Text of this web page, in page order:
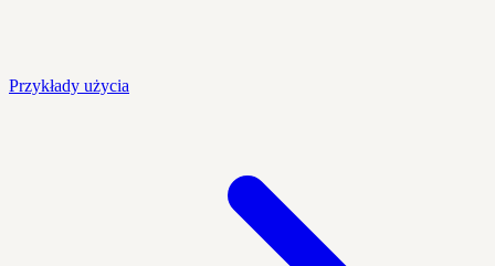
Przykłady użycia